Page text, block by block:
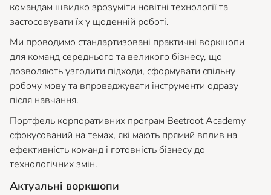
командам швидко зрозуміти новітні технології та
застосовувати їх у щоденній роботі.
Ми проводимо стандартизовані практичні воркшопи
для команд середнього та великого бізнесу, що
дозволяють узгодити підходи, сформувати спільну
робочу мову та впроваджувати інструменти одразу
після навчання.
Портфель корпоративних програм Beetroot Academy
сфокусований на темах, які мають прямий вплив на
ефективність команд і готовність бізнесу до
технологічних змін.
Актуальні воркшопи